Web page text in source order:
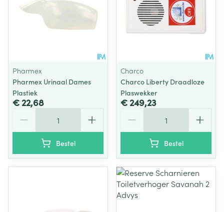
Pharmex
Pharmex Urinaal Dames
Plastiek
€ 22,68
Bestel
Charco
Charco Liberty Draadloze
Plaswekker
€ 249,23
Bestel